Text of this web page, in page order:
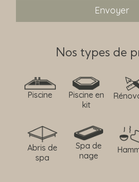
Nos types de
Piscine
Piscine en
kit
Abris de
spa
Spa de
nage